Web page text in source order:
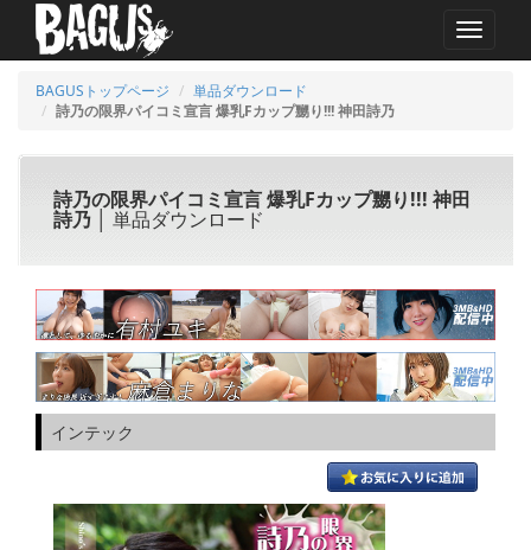
MENU
BAGUSトップページ
単品ダウンロード
詩乃の限界パイコミ宣言 爆乳Fカップ嬲り!!! 神田詩乃
詩乃の限界パイコミ宣言 爆乳Fカップ嬲り!!! 神田
詩乃 │ 単品ダウンロード
インテック